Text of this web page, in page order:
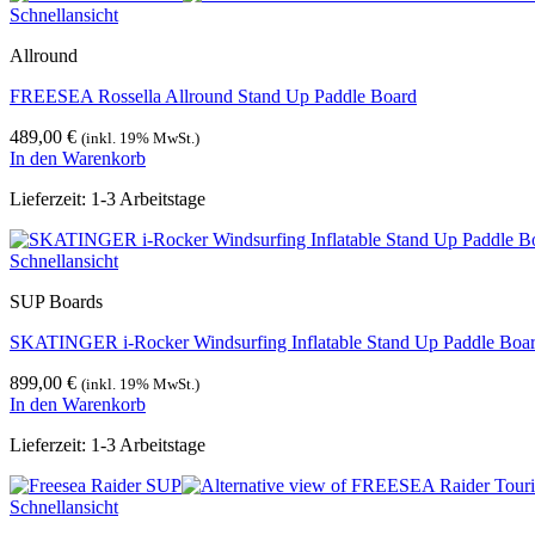
Schnellansicht
Allround
FREESEA Rossella Allround Stand Up Paddle Board
489,00 € (inkl. 19% MwSt.)
In den Warenkorb
Lieferzeit: 1-3 Arbeitstage
Schnellansicht
SUP Boards
SKATINGER i-Rocker Windsurfing Inflatable Stand Up Paddle
899,00 € (inkl. 19% MwSt.)
In den Warenkorb
Lieferzeit: 1-3 Arbeitstage
Schnellansicht